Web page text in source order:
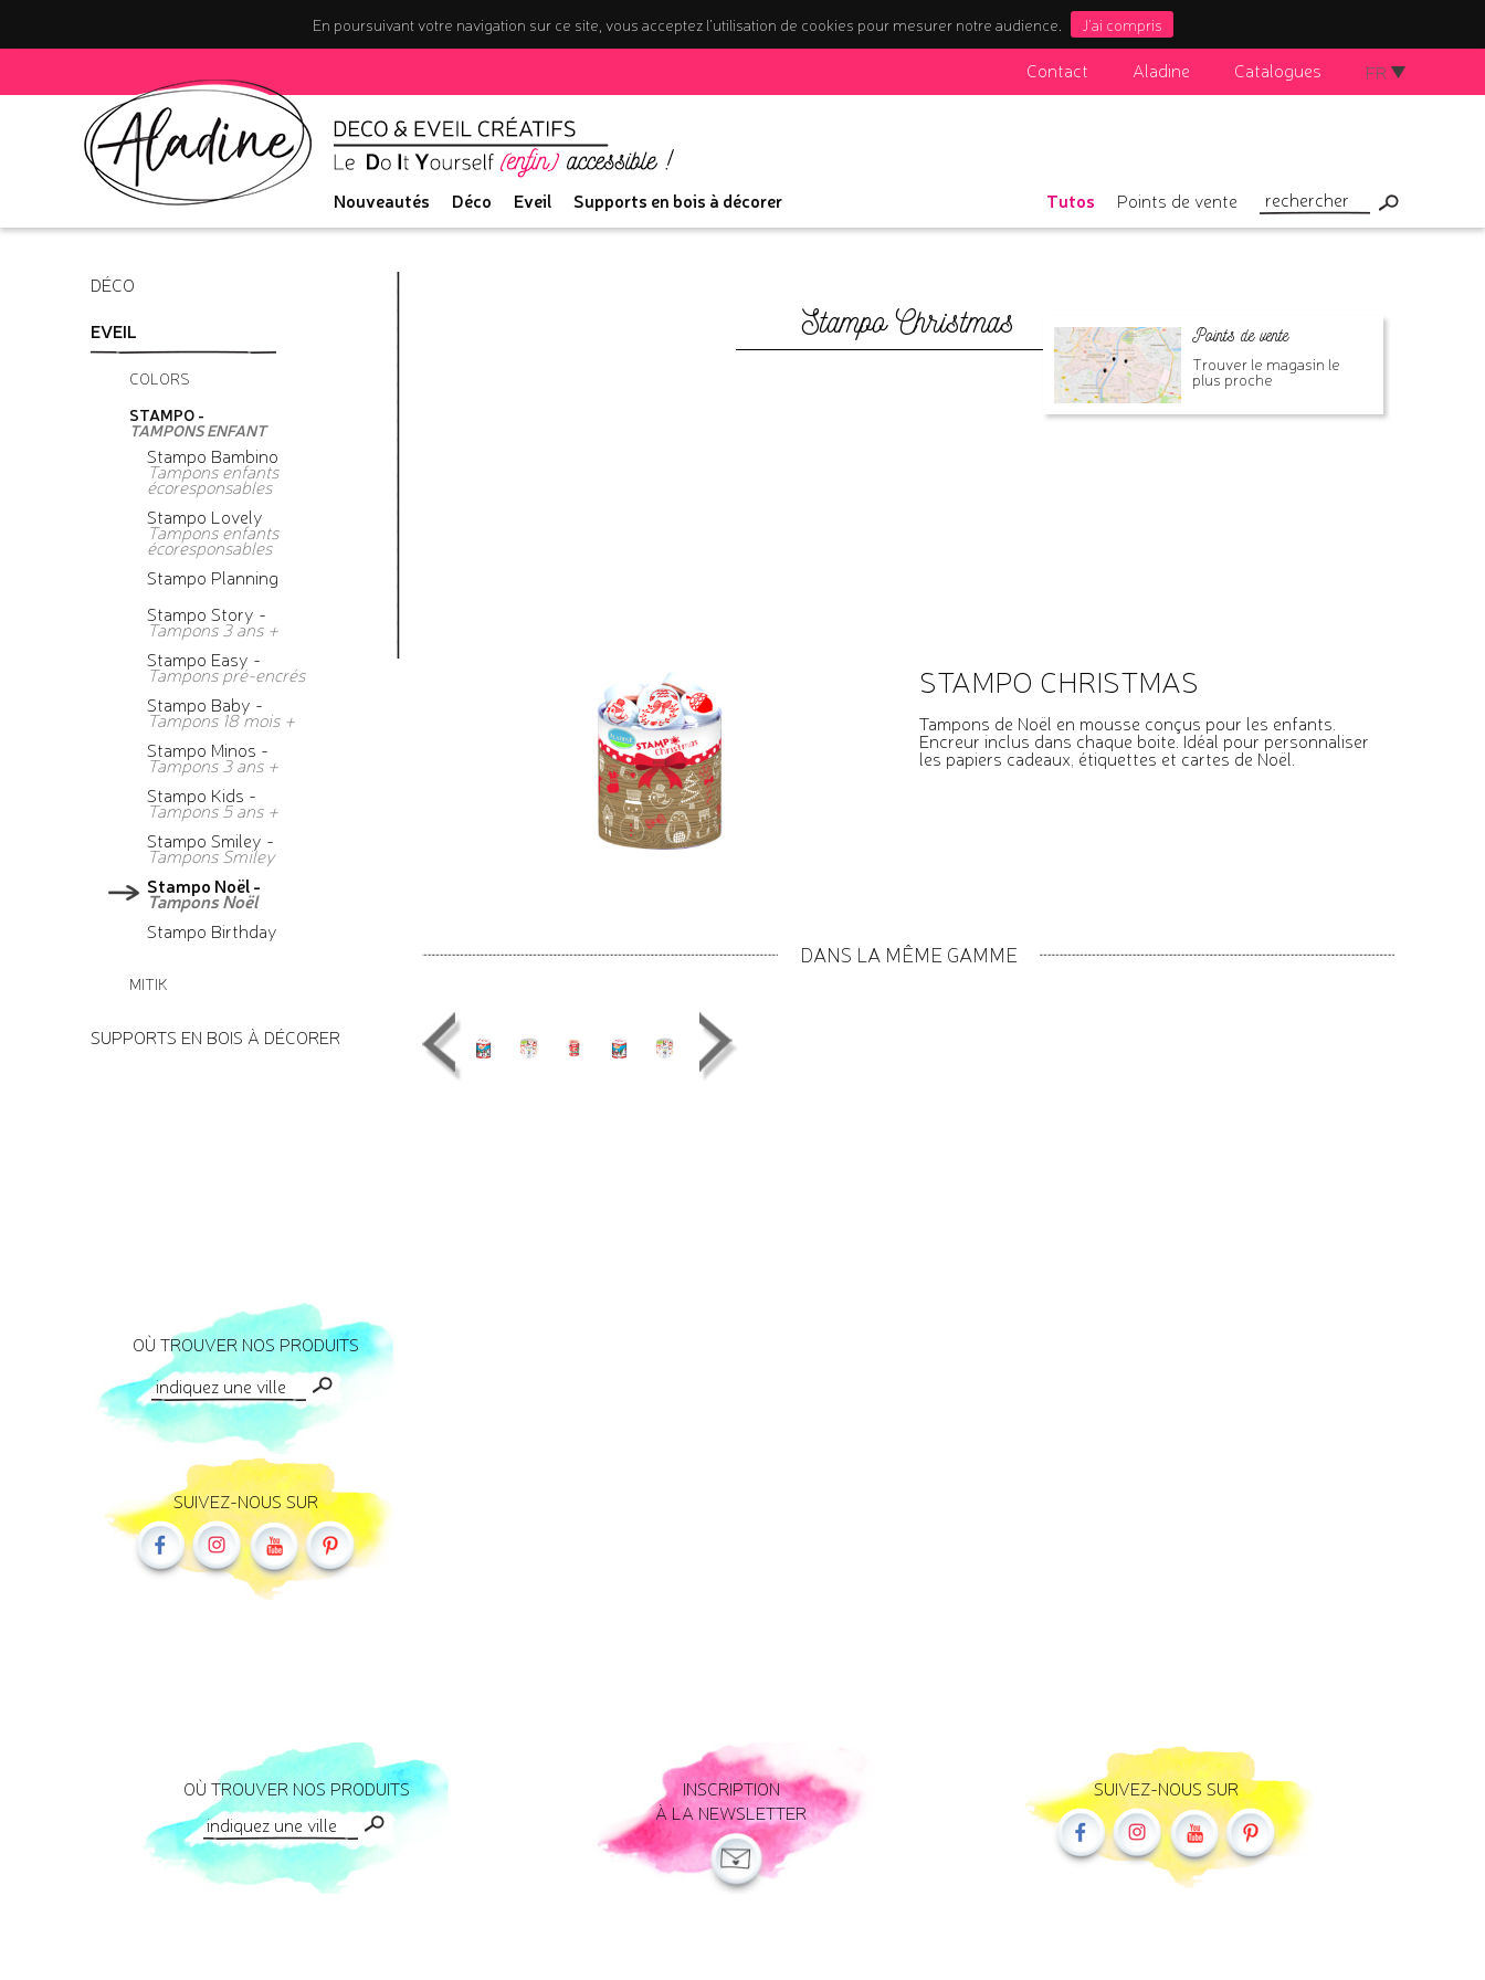
En poursuivant votre navigation sur ce site, vous acceptez l’utilisation de cookies pour mesurer notre audience. J'ai compris
Contact Aladine Catalogues FR
Nouveautés Déco Eveil Supports en bois à décorer Tutos Points de vente
DÉCO
EVEIL
COLORS
STAMPO -
TAMPONS ENFANT
Stampo Bambino
Tampons enfants
écoresponsables
Stampo Lovely
Tampons enfants
écoresponsables
Stampo Planning
Stampo Story -
Tampons 3 ans +
Stampo Easy -
Tampons pré-encrés
Stampo Baby -
Tampons 18 mois +
Stampo Minos -
Tampons 3 ans +
Stampo Kids -
Tampons 5 ans +
Stampo Smiley -
Tampons Smiley
Stampo Noël -
Tampons Noël
Stampo Birthday
MITIK
SUPPORTS EN BOIS À DÉCORER
OÙ TROUVER NOS PRODUITS
SUIVEZ-NOUS SUR
Stampo Christmas Points de vente
Trouver le magasin le
plus proche
STAMPO CHRISTMAS
Tampons de Noël en mousse conçus pour les enfants.
Encreur inclus dans chaque boite. Idéal pour personnaliser
les papiers cadeaux, étiquettes et cartes de Noël.
DANS LA MÊME GAMME
OÙ TROUVER NOS PRODUITS
INSCRIPTION
À LA NEWSLETTER
SUIVEZ-NOUS SUR